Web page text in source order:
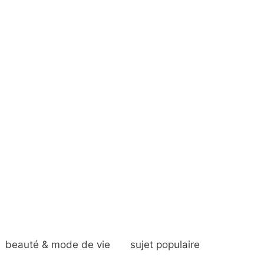
beauté & mode de vie sujet populaire